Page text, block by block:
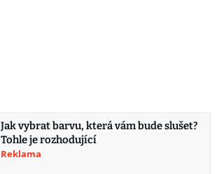
Jak vybrat barvu, která vám bude slušet?
Tohle je rozhodující
Reklama